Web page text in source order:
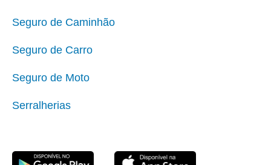
Seguro de Caminhão
Seguro de Carro
Seguro de Moto
Serralherias